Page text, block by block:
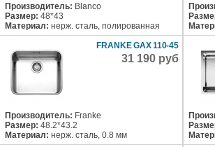
Производитель: Blanco
Размер: 48*43
Материал: нерж. сталь, полированная
FRANKE GAX 110-45
31 190 руб
Производитель: Franke
Размер: 48.2*43.2
Материал: нерж. сталь, 0.8 мм